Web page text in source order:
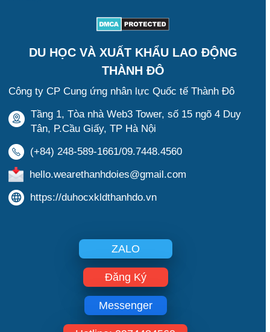
DU HỌC VÀ XUẤT KHẨU LAO ĐỘNG
THÀNH ĐÔ
Công ty CP Cung ứng nhân lực Quốc tế Thành Đô
Tầng 1, Tòa nhà Web3 Tower, số 15 ngõ 4 Duy
Tân, P.Cầu Giấy, TP Hà Nội
(+84) 248-589-1661/09.7448.4560
hello.wearethanhdoies@gmail.com
https://duhocxkldthanhdo.vn
ZALO
Đăng Ký
Messenger